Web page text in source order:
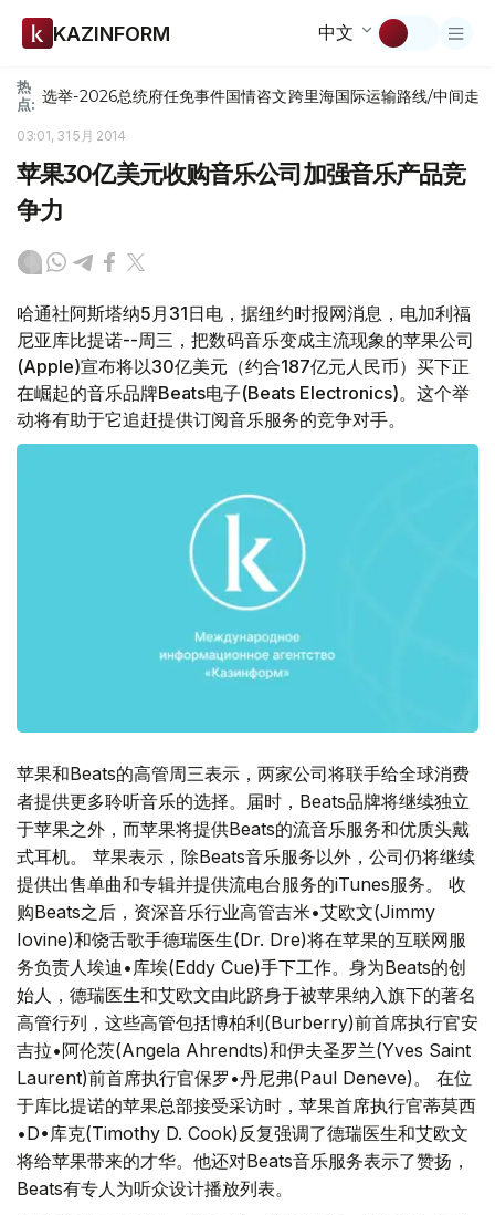
KAZINFORM 中文
热
点: 选举-2026总统府任免事件国情咨文跨里海国际运输路线/中间走廊
03:01, 31 5月 2014
苹果30亿美元收购音乐公司加强音乐产品竞
争力
哈通社阿斯塔纳5月31日电，据纽约时报网消息，电加利福
尼亚库比提诺--周三，把数码音乐变成主流现象的苹果公司
(Apple)宣布将以30亿美元（约合187亿元人民币）买下正
在崛起的音乐品牌Beats电子(Beats Electronics)。这个举
动将有助于它追赶提供订阅音乐服务的竞争对手。
苹果和Beats的高管周三表示，两家公司将联手给全球消费
者提供更多聆听音乐的选择。届时，Beats品牌将继续独立
于苹果之外，而苹果将提供Beats的流音乐服务和优质头戴
式耳机。 苹果表示，除Beats音乐服务以外，公司仍将继续
提供出售单曲和专辑并提供流电台服务的iTunes服务。 收
购Beats之后，资深音乐行业高管吉米•艾欧文(Jimmy
Iovine)和饶舌歌手德瑞医生(Dr. Dre)将在苹果的互联网服
务负责人埃迪•库埃(Eddy Cue)手下工作。身为Beats的创
始人，德瑞医生和艾欧文由此跻身于被苹果纳入旗下的著名
高管行列，这些高管包括博柏利(Burberry)前首席执行官安
吉拉•阿伦茨(Angela Ahrendts)和伊夫圣罗兰(Yves Saint
Laurent)前首席执行官保罗•丹尼弗(Paul Deneve)。 在位
于库比提诺的苹果总部接受采访时，苹果首席执行官蒂莫西
•D•库克(Timothy D. Cook)反复强调了德瑞医生和艾欧文
将给苹果带来的才华。他还对Beats音乐服务表示了赞扬，
Beats有专人为听众设计播放列表。